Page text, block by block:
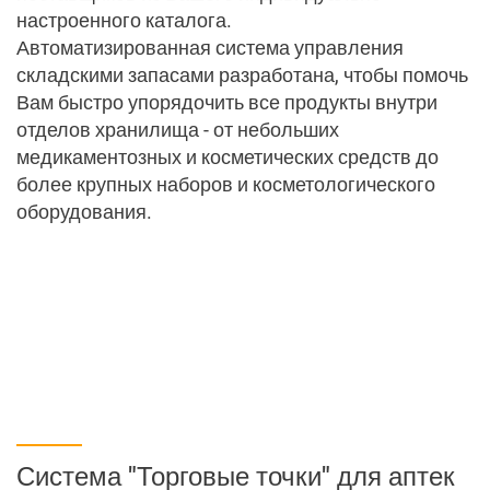
Бухгалтерия
Ведите свой бизнес в правильном направлении
Все, что нужно для Вашегобизнеса
Все, что нужно для Вашего
Политика безопасности
настроенного каталога.
Автоматизированная система управления
складскими запасами разработана, чтобы помочь
Вам быстро упорядочить все продукты внутри
отделов хранилища - от небольших
медикаментозных и косметических средств до
более крупных наборов и косметологического
оборудования.
Система "Торговые точки" для аптек